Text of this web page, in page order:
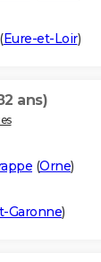
(Eure-et-Loir)
ans)
(Orne)
Garonne)